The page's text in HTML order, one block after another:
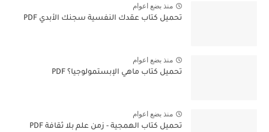
منذ بضع اعوام
تحميل كتاب عقدك النفسية سجنك الأبدي PDF
منذ بضع اعوام
تحميل كتاب ماهي الإبستمولوجيا؟ PDF
منذ بضع اعوام
تحميل كتاب الهمجية - زمن علم بلا ثقافة PDF